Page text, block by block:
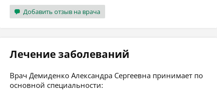
Добавить отзыв на врача
Лечение заболеваний
Врач Демиденко Александра Сергеевна принимает по
основной специальности: